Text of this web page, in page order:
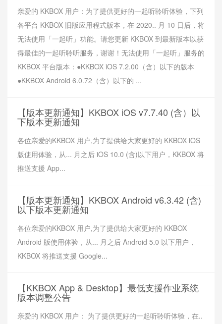
亲爱的 KKBOX 用户：为了提供更好的一起听聆听体验，下列
各平台 KKBOX 旧版应用程式版本，在 2020.. 月 10 日后，将
无法使用「一起听」功能。请您更新 KKBOX 到最新版本以获
得最佳的一起听聆听服务，谢谢！无法使用「一起听」服务的
KKBOX 平台版本：●KKBOX iOS 7.2.00（含）以下的版本
●KKBOX Android 6.0.72（含）以下的 ...
【版本更新通知】KKBOX iOS v7.7.40 (含）以
下版本更新通知
各位亲爱的KKBOX 用户,为了提供给大家更好的 KKBOX iOS
版使用体验，从... 月之后 iOS 10.0 (含)以下用户，KKBOX 将
推送支援 App...
【版本更新通知】KKBOX Android v6.3.42 (含)
以下版本更新通知
各位亲爱的KKBOX 用户,为了提供给大家更好的 KKBOX
Android 版使用体验，从... 月之后 Android 5.0 以下用户，
KKBOX 将推送支援 Google...
【KKBOX App & Desktop】最低支援作业系统
版本调整公告
亲爱的 KKBOX 用户： 为了提供更好的一起听聆听体验，在..